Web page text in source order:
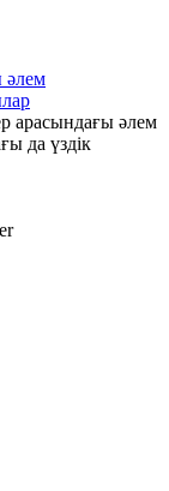
әлем
арасындағы әлем
да үздік